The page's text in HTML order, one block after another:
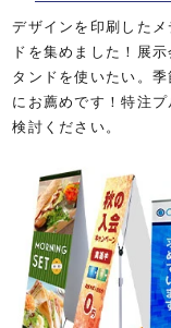
デザインを印刷した
ドを集めました！展
タンドを使いたい。
にお薦めです！特注
検討ください。